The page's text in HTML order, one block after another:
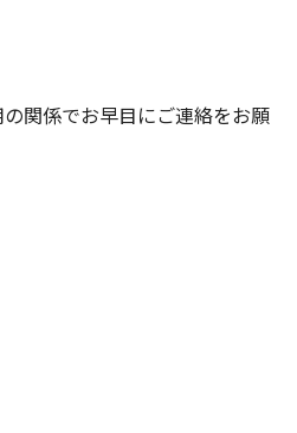
関係でお早目にご連絡をお願